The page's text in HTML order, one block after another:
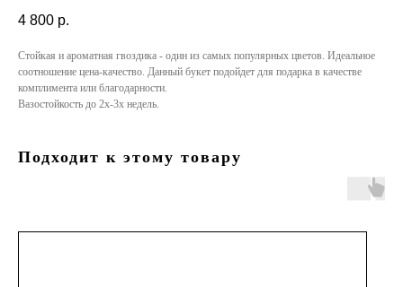
4 800 р.
Стойкая и ароматная гвоздика - один из самых популярных цветов. Идеальное
соотношение цена-качество. Данный букет подойдет для подарка в качестве
комплимента или благодарности.
Вазостойкость до 2х-3х недель.
Подходит к этому товару